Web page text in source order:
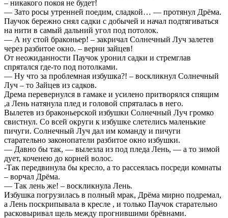
– никакого покоя не будет!
— Зато росы утренней поедим, сладкой… — протянул Дрёма.
Паучок бережно снял садки с добычей и начал подтягиваться
на нити в самый дальний угол под потолок.
— А ну стой браконьер! – закричал Солнечный Луч залетев
через разбитое окно. – верни зайцев!
От неожиданности Паучок уронил садки и стремглав
спрятался где-то под потолками.
— Ну что за проблемная избушка?! – воскликнул Солнечный
Луч – то Зайцев из садков.
Дрема перевернулся в гамаке и усилено притворялся спящим
,а Лень натянула плед и головой спряталась в него.
Вылетев из браконьерской избушки Солнечный Луч громко
свистнул. Со всей округи к избушке слетелись маленькие
пичуги. Солнечный Луч дал им команду и пичуги
старательно законопатели разбитое окно избушки.
— Давно бы так, — вылезла из под пледа Лень, — а то зимой
дует, коченею до корней волос.
-Так передвинула бы кресло, а то рассеялась посреди комнаты
– ворчал Дрёма.
— Так лень же! – воскликнула Лень.
Избушка погрузилась в полный мрак, Дрёма мирно подремал,
а Лень поскрипывала в кресле , и только Паучок старательно
расковыривал щель между прогнившими брёвнами.